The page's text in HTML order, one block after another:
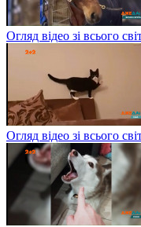
Огляд відео зі всього
Огляд відео зі всього